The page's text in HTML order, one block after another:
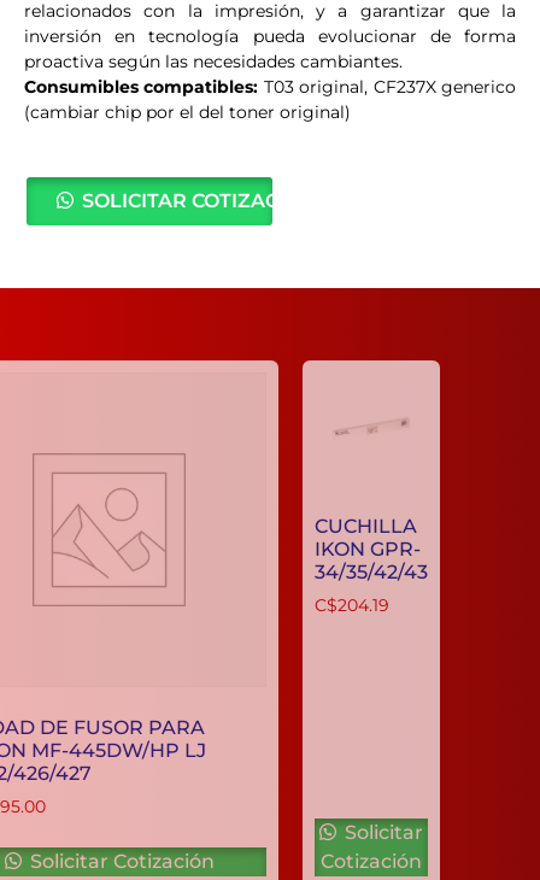
relacionados con la impresión, y a garantizar que la
inversión en tecnología pueda evolucionar de forma
proactiva según las necesidades cambiantes.
Consumibles compatibles: T03 original, CF237X generico
(cambiar chip por el del toner original)
SOLICITAR COTIZACIÓN
UNIDAD DE FUSOR PARA
CANON MF-445DW/HP LJ
M402/426/427
Solicitar Cotización
CUCHILLA
IKON GPR-
34/35/42/43